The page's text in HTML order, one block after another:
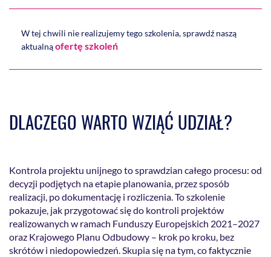
W tej chwili nie realizujemy tego szkolenia, sprawdź naszą
aktualnąofertę szkoleń
DLACZEGO WARTO WZIĄĆ UDZIAŁ?
Kontrola projektu unijnego to sprawdzian całego procesu: od
decyzji podjętych na etapie planowania, przez sposób
realizacji, po dokumentację i rozliczenia. To szkolenie
pokazuje, jak przygotować się do kontroli projektów
realizowanych w ramach Funduszy Europejskich 2021–2027
oraz Krajowego Planu Odbudowy – krok po kroku, bez
skrótów i niedopowiedzeń. Skupia się na tym, co faktycznie